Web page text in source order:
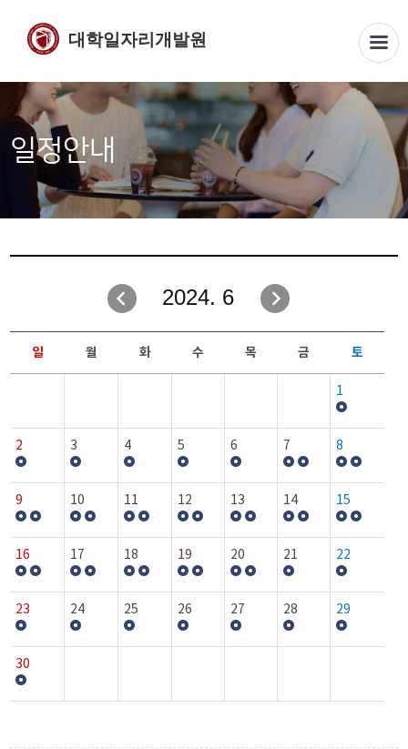
대학일자리개발원
일정안내
2024. 6
일 월 화 수 목 금 토
1
2 3 4 5 6 7 8
9 10 11 12 13 14 15
16 17 18 19 20 21 22
23 24 25 26 27 28 29
30